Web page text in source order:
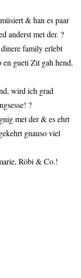
& han es paar
anderst met der. ?
family erlebt
en gueti Zit gah hend,
wird ich grad
?
met der & es ehrt
gnauso viel
Röbi & Co.!